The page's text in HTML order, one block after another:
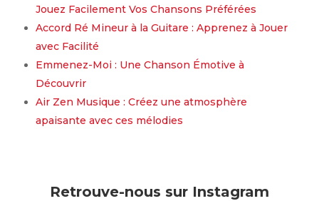
Jouez Facilement Vos Chansons Préférées
Accord Ré Mineur à la Guitare : Apprenez à Jouer
avec Facilité
Emmenez-Moi : Une Chanson Émotive à
Découvrir
Air Zen Musique : Créez une atmosphère
apaisante avec ces mélodies
Retrouve-nous sur Instagram